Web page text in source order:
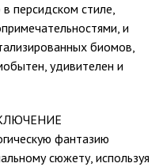
персидском стиле,
и
биомов,
удивителен и
фантазию
сюжету, используя